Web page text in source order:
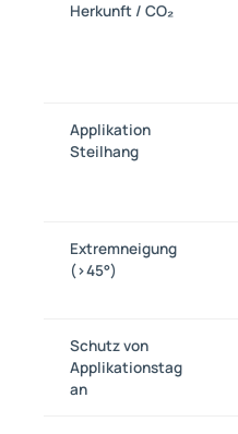
Herkunft / CO₂
Applikation
Steilhang
Extremneigung
(>45°)
Schutz von
Applikationstag
an